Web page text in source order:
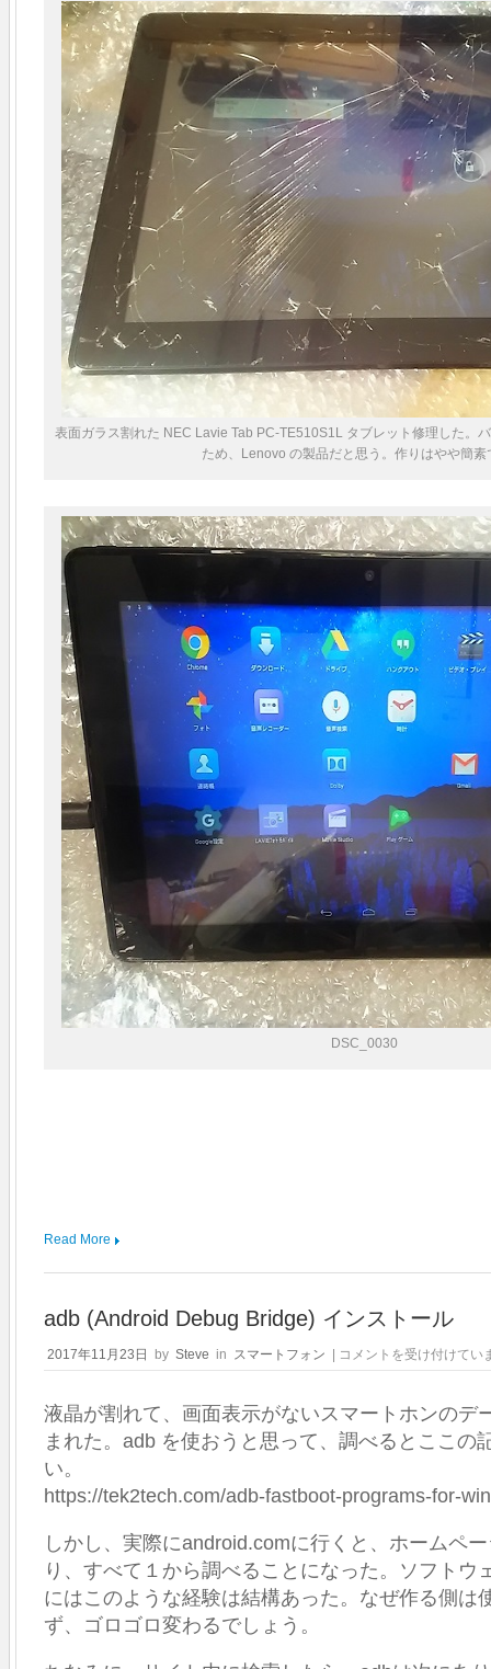
PC-
TE510S1L
タ
ブ
レ
ッ
ト
理
表面ガラス割れた NEC Lavie Tab PC-TE510S1L タブレット修理した。
ため、Lenovo の製品だと思う。作りはやや簡素
DSC_0030
Read More
adb (Android Debug Bridge) インストール
2017年11月23日 by Steve in スマートフォン
adb
(Android
Bridge)
イ
ン
ト
ー
ル
は
コメントを受け付けてい
液晶が割れて、画面表示がないスマートホンのデ
まれた。adb を使おうと思って、調べるとここの
い。
https://tek2tech.com/adb-fastboot-programs-for-
しかし、実際にandroid.comに行くと、ホームペ
り、すべて１から調べることになった。ソフトウ
にはこのような経験は結構あった。なぜ作る側は
ず、ゴロゴロ変わるでしょう。